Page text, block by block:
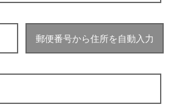
郵便番号から住所を自動入力